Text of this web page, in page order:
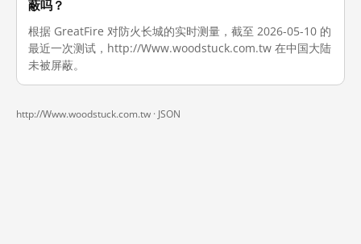
蔽吗？
根据 GreatFire 对防火长城的实时测量，截至 2026-05-10 的
最近一次测试，http://Www.woodstuck.com.tw 在中国大陆
未被屏蔽。
http://Www.woodstuck.com.tw · JSON